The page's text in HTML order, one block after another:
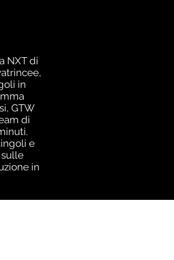
NXT di
in
GTW
di
e
in